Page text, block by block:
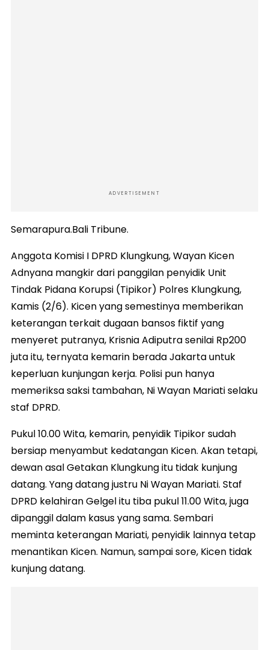
ADVERTISEMENT
Semarapura.Bali Tribune.
Anggota Komisi I DPRD Klungkung, Wayan Kicen
Adnyana mangkir dari panggilan penyidik Unit
Tindak Pidana Korupsi (Tipikor) Polres Klungkung,
Kamis (2/6). Kicen yang semestinya memberikan
keterangan terkait dugaan bansos fiktif yang
menyeret putranya, Krisnia Adiputra senilai Rp200
juta itu, ternyata kemarin berada Jakarta untuk
keperluan kunjungan kerja. Polisi pun hanya
memeriksa saksi tambahan, Ni Wayan Mariati selaku
staf DPRD.
Pukul 10.00 Wita, kemarin, penyidik Tipikor sudah
bersiap menyambut kedatangan Kicen. Akan tetapi,
dewan asal Getakan Klungkung itu tidak kunjung
datang. Yang datang justru Ni Wayan Mariati. Staf
DPRD kelahiran Gelgel itu tiba pukul 11.00 Wita, juga
dipanggil dalam kasus yang sama. Sembari
meminta keterangan Mariati, penyidik lainnya tetap
menantikan Kicen. Namun, sampai sore, Kicen tidak
kunjung datang.